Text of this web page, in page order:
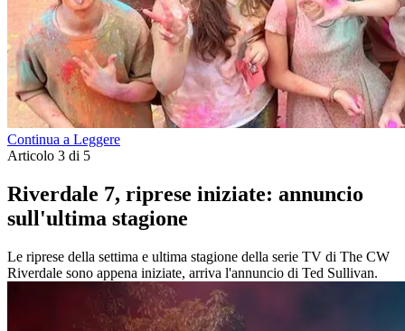
Continua a Leggere
Articolo 3 di 5
Riverdale 7, riprese iniziate: annuncio
sull'ultima stagione
Le riprese della settima e ultima stagione della serie TV di The CW
Riverdale sono appena iniziate, arriva l'annuncio di Ted Sullivan.